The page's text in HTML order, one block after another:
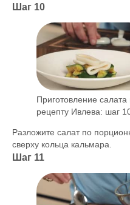
Шаг 10
Приготовление
рецепту Ивлева: шаг
Разложите салат по
сверху кольца кальмара.
Шаг 11